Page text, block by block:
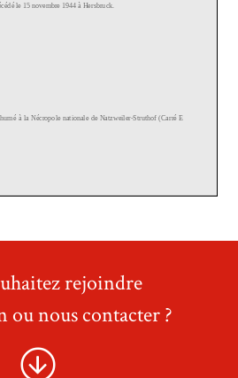
rejoindre
ou nous contacter ?